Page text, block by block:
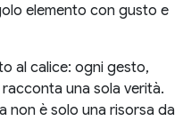
elemento con gusto e
al calice: ogni gesto,
una sola verità.
non è solo una risorsa da